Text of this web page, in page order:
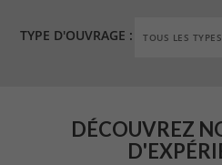
TYPE D'OUVRAGE :
DÉCOUVREZ